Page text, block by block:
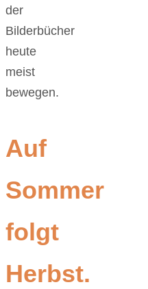
der
Bilderbücher
heute
meist
bewegen.
Auf
Sommer
folgt
Herbst.